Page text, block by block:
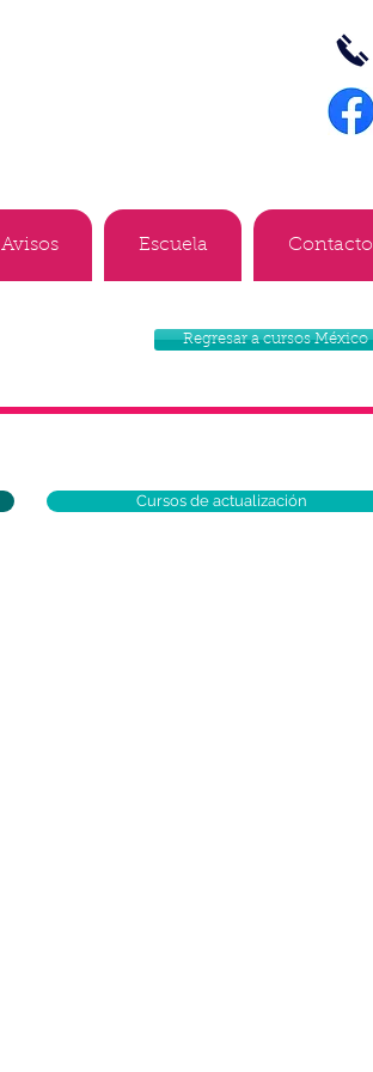
Avisos Escuela Contacto
Regresar a cursos México
Cursos de actualización